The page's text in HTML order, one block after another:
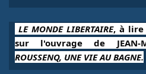
LE MONDE LIBERTAIRE, à lire
sur l'ouvrage de JEAN-
ROUSSENQ, UNE VIE AU BAGNE.